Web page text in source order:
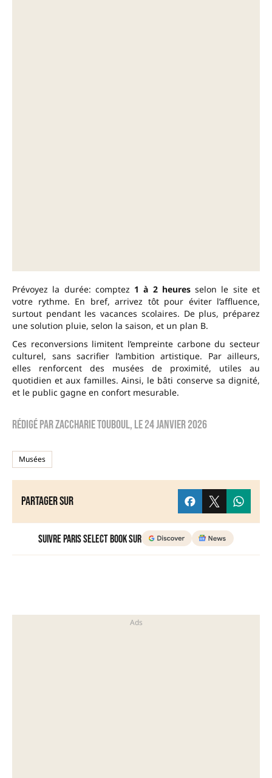
Prévoyez la durée: comptez 1 à 2 heuresselon le site et
votre rythme. En bref, arrivez tôt pour éviter l’affluence,
surtout pendant les vacances scolaires. De plus, préparez
une solution pluie, selon la saison, et un plan B.
Ces reconversions limitent l’empreinte carbone du secteur
culturel, sans sacrifier l’ambition artistique. Par ailleurs,
elles renforcent des musées de proximité, utiles au
quotidien et aux familles. Ainsi, le bâti conserve sa dignité,
et le public gagne en confort mesurable.
Rédigé parzaccharie touboul, le24 janvier 2026
Musées
Partager sur
Suivre Paris Select Book sur